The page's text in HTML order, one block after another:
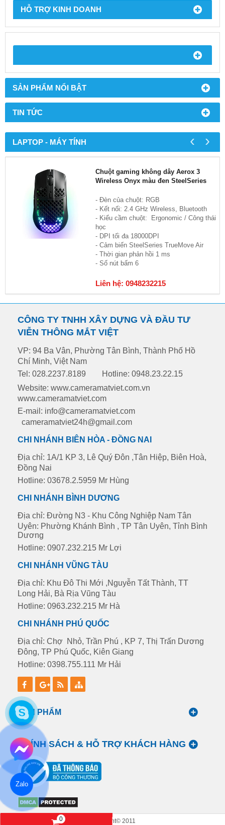
HỖ TRỢ KINH DOANH
SẢN PHẨM NỔI BẬT
TIN TỨC
LAPTOP - MÁY TÍNH
Chuột gaming không dây Aerox 3
Wireless Onyx màu đen SteelSeries
- Đèn của chuột: RGB
- Kết nối: 2.4 GHz Wireless, Bluetooth
- Kiểu cầm chuột: Ergonomic / Công thái
học
- DPI tối đa 18000DPI
- Cảm biến SteelSeries TrueMove Air
- Thời gian phản hồi 1 ms
- Số nút bấm 6
Liên hệ: 0948232215
‹ ›
CÔNG TY TNHH XÂY DỰNG VÀ ĐẦU TƯ
VIỄN THÔNG MẮT VIỆT
VP: 94 Ba Vân, Phường Tân Bình, Thành Phố Hồ
Chí Minh, Việt Nam
Tel: 028.2237.8189
Hotline: 0948.23.22.15
Website: www.cameramatviet.com.vn
www.cameramatviet.com
E-mail: info@cameramatviet.com
cameramatviet24h@gmail.com
CHI NHÁNH BIÊN HÒA - ĐỒNG NAI
Địa chỉ: 1A/1 KP 3, Lê Quý Đôn ,Tân Hiệp, Biên Hoà,
Đồng Nai
Hotline: 03678.2.5959 Mr Hùng
CHI NHÁNH BÌNH DƯƠNG
Địa chỉ: Đường N3 - Khu Công Nghiệp Nam Tân
Uyên: Phường Khánh Bình , TP Tân Uyên, Tỉnh Bình
Dương
Hotline: 0907.232.215 Mr Lợi
CHI NHÁNH VŨNG TÀU
Địa chỉ: Khu Đô Thi Mới ,Nguyễn Tất Thành, TT
Long Hải, Bà Rịa Vũng Tàu
Hotline: 0963.232.215 Mr Hà
CHI NHÁNH PHÚ QUỐC
Địa chỉ: Chợ Nhỏ, Trần Phú , KP 7, Thị Trấn Dương
Đông, TP Phú Quốc, Kiên Giang
Hotline: 0398.755.111 Mr Hải
SẢN PHẨM
CHÍNH SÁCH & HỖ TRỢ KHÁCH HÀNG
Copyright© 2011
0
Zalo